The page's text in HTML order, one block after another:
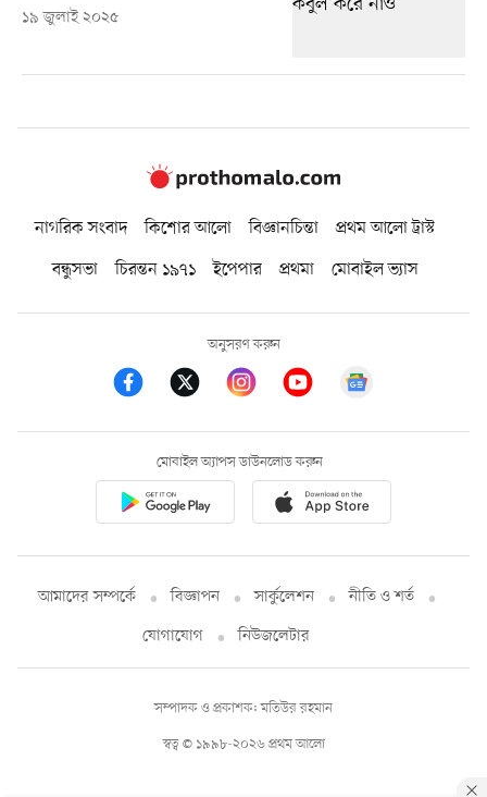
১৯ জুলাই ২০২৫
নাগরিক সংবাদ কিশোর আলো বিজ্ঞানচিন্তা
প্রথম আলো ট্রাস্ট
বন্ধুসভা
চিরন্তন ১৯৭১ ইপেপার প্রথমা মোবাইল ভ্যাস
অনুসরণ করুন
মোবাইল অ্যাপস ডাউনলোড করুন
আমাদের সম্পর্কে বিজ্ঞাপন সার্কুলেশন
নীতি ও শর্ত
যোগাযোগ
নিউজলেটার
স্বত্ব © ১৯৯৮-২০২৬ প্রথম আলো
সম্পাদক ও প্রকাশক: মতিউর রহমান